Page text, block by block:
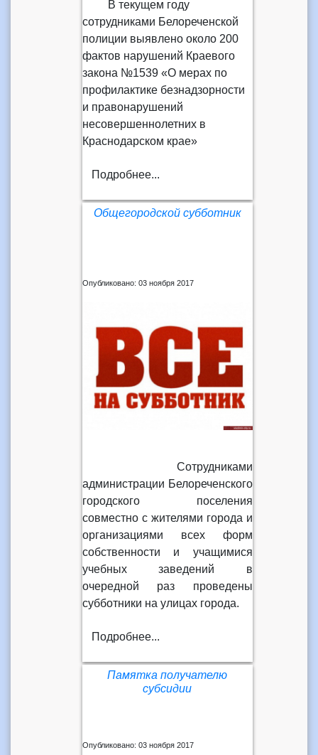
В текущем году
сотрудниками Белореченской
полиции выявлено около 200
фактов нарушений Краевого
закона №1539 «О мерах по
профилактике безнадзорности
и правонарушений
несовершеннолетних в
Краснодарском крае»
Подробнее...
Общегородской субботник
Опубликовано: 03 ноября 2017
Сотрудниками
администрации Белореченского
городского поселения
совместно с жителями города и
организациями всех форм
собственности и учащимися
учебных заведений в
очередной раз проведены
субботники на улицах города.
Подробнее...
Памятка получателю
субсидии
Опубликовано: 03 ноября 2017